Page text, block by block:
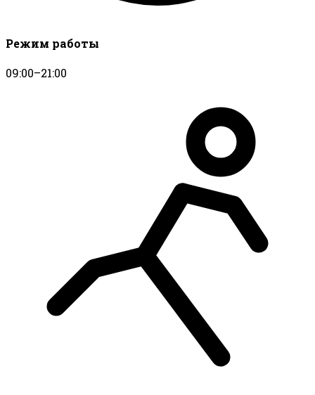
Режим работы
09:00–21:00